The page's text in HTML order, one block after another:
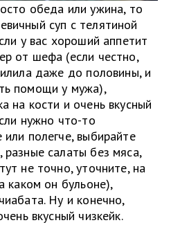
обеда или ужина, то
суп с телятиной
у вас хороший аппетит
от шефа (если честно,
даже до половины, и
помощи у мужа),
на кости и очень вкусный
нужно что-то
или полегче, выбирайте
салаты без мяса,
не точно, уточните, на
каком он бульоне),
Ну и конечно,
вкусный чизкейк.